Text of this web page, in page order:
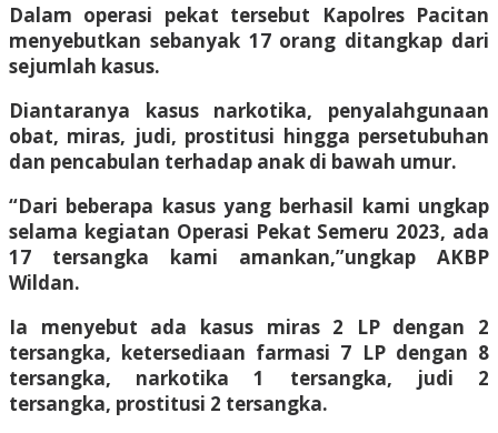
Dalam operasi pekat tersebut Kapolres Pacitan
menyebutkan sebanyak 17 orang ditangkap dari
sejumlah kasus.
Diantaranya kasus narkotika, penyalahgunaan
obat, miras, judi, prostitusi hingga persetubuhan
dan pencabulan terhadap anak di bawah umur.
“Dari beberapa kasus yang berhasil kami ungkap
selama kegiatan Operasi Pekat Semeru 2023, ada
17 tersangka kami amankan,”ungkap AKBP
Wildan.
Ia menyebut ada kasus miras 2 LP dengan 2
tersangka, ketersediaan farmasi 7 LP dengan 8
tersangka, narkotika 1 tersangka, judi 2
tersangka, prostitusi 2 tersangka.